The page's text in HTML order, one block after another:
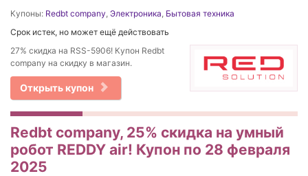
Купоны: Redbt company, Электроника, Бытовая техника
Срок истек, но может ещё действовать
27% cкидка на RSS-5906! Купон Redbt
company на скидку в магазин.
Открыть купон
Redbt company, 25% скидка на умный
робот REDDY air! Купон по 28 февраля
2025